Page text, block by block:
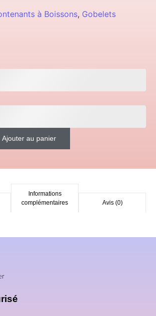
à Boissons, Gobelets
Thermo "Koala"
Ajouter au panier
Informations
complémentaires
Avis (0)